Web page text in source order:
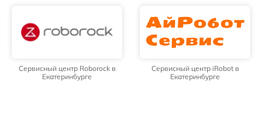
Сервисный центр Roborock в
Екатеринбурге
Сервисный центр iRobot в
Екатеринбурге